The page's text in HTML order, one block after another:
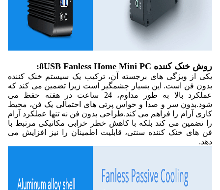
روش خنک کننده 8USB Fanless Home Mini PC:
یکی از ویژگی های برجسته آن، ترکیب یک سیستم خنک کننده
بدون فن است. این بسیار چشمگیر است زیرا تضمین می کند که
عملکرد بالا به طور مداوم، 24 ساعت در هفته حفظ می
شود.بدون سر و صدا و حواس پرتی های احتمالی یک فن، محیط
کاری آرام را فراهم می کند.طراحی بدون فن نه تنها عملکرد آرام
را تضمین می کند بلکه با کاهش خطر خرابی مکانیکی مرتبط با
فن های خنک کننده سنتی، قابلیت اطمینان را نیز افزایش می
دهد.